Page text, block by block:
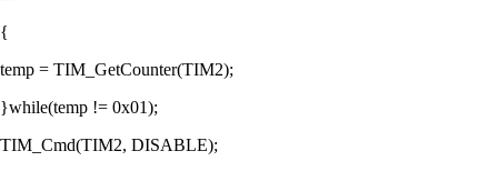
{
temp = TIM_GetCounter(TIM2);
}while(temp != 0x01);
TIM_Cmd(TIM2, DISABLE);